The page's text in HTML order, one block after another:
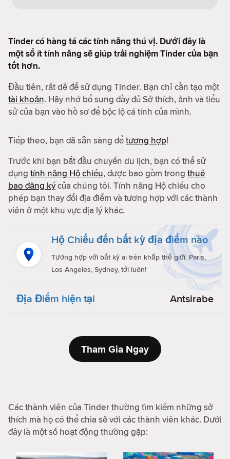
Tinder có hàng tá các tính năng thú vị. Dưới đây là
một số ít tính năng sẽ giúp trải nghiệm Tinder của bạn
tốt hơn.
Đầu tiên, rất dễ để sử dụng Tinder. Bạn chỉ cần tạo một
tài khoản. Hãy nhớ bổ sung đầy đủ Sở thích, ảnh và tiểu
sử của bạn vào hồ sơ để bộc lộ cá tính của mình.
Tiếp theo, bạn đã sẵn sàng đểtương hợp!
Trước khi bạn bắt đầu chuyến du lịch, bạn có thể sử
dụng tính năng Hộ chiếu, được bao gồm trong thuê
bao đăng kýcủa chúng tôi. Tính năng Hộ chiếu cho
phép bạn thay đổi địa điểm và tương hợp với các thành
viên ở một khu vực địa lý khác.
Hộ Chiếu đến bất kỳ địa điểm nào
Tương hợp với bất kỳ ai trên khắp thế giới. Paris,
Los Angeles, Sydney, tới luôn!
Địa Điểm hiện tại Antsirabe
Tham Gia Ngay
Các thành viên của Tinder thường tìm kiếm những sở
thích mà họ có thể chia sẻ với các thành viên khác. Dưới
đây là một số hoạt động thường gặp: